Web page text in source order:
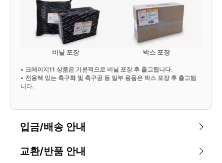
비닐 포장 박스 포장
• 크레이지11 상품은 기본적으로 비닐 포장 후 출고됩니다.
• 전용쌕 있는 축구화 및 축구공 등 일부 용품은 박스 포장 후 출고됩
니다.
입금/배송 안내
교환/반품 안내